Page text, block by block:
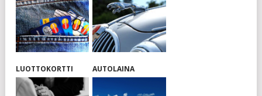
LUOTTOKORTTI AUTOLAINA